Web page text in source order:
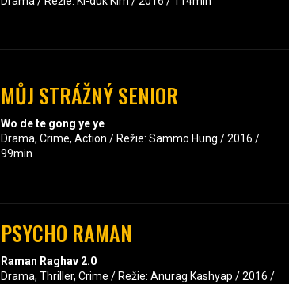
MŮJ STRÁŽNÝ SENIOR
Wo de te gong ye ye
Drama, Crime, Action / Režie: Sammo Hung / 2016 /
99min
PSYCHO RAMAN
Raman Raghav 2.0
Drama, Thriller, Crime / Režie: Anurag Kashyap / 2016 /